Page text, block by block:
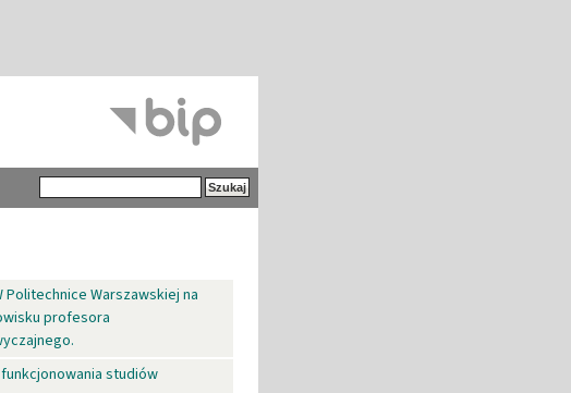
Politechnice Warszawskiej na
profesora
studiów